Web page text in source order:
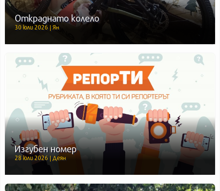
Откраднато колело
30 юли 2026 | Ян
Изгубен номер
28 юли 2026 | Деян